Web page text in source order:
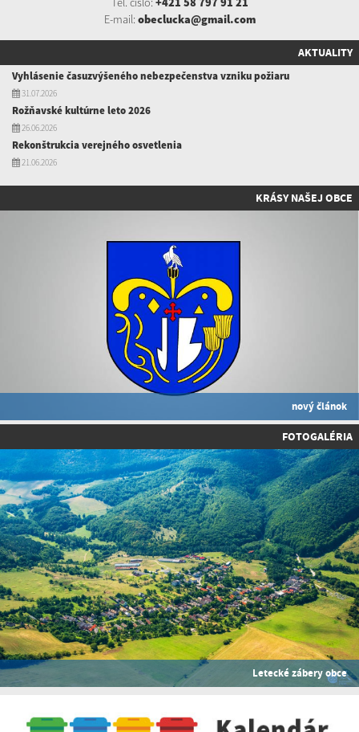
E-mail: obeclucka@gmail.com
AKTUALITY
Vyhlásenie časuzvýšeného nebezpečenstva vzniku požiaru
31.07.2026
Rožňavské kultúrne leto 2026
26.06.2026
Rekonštrukcia verejného osvetlenia
21.06.2026
KRÁSY NAŠEJ OBCE
nový článok
FOTOGALÉRIA
Letecké zábery obce